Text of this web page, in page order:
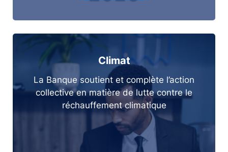
Climat
La Banque soutient et complète l’action
collective en matière de lutte contre le
réchauffement climatique